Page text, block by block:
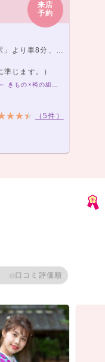
来店
予約
線「北安城駅」より車7分
じます。）
（5件）
口コミ評価順